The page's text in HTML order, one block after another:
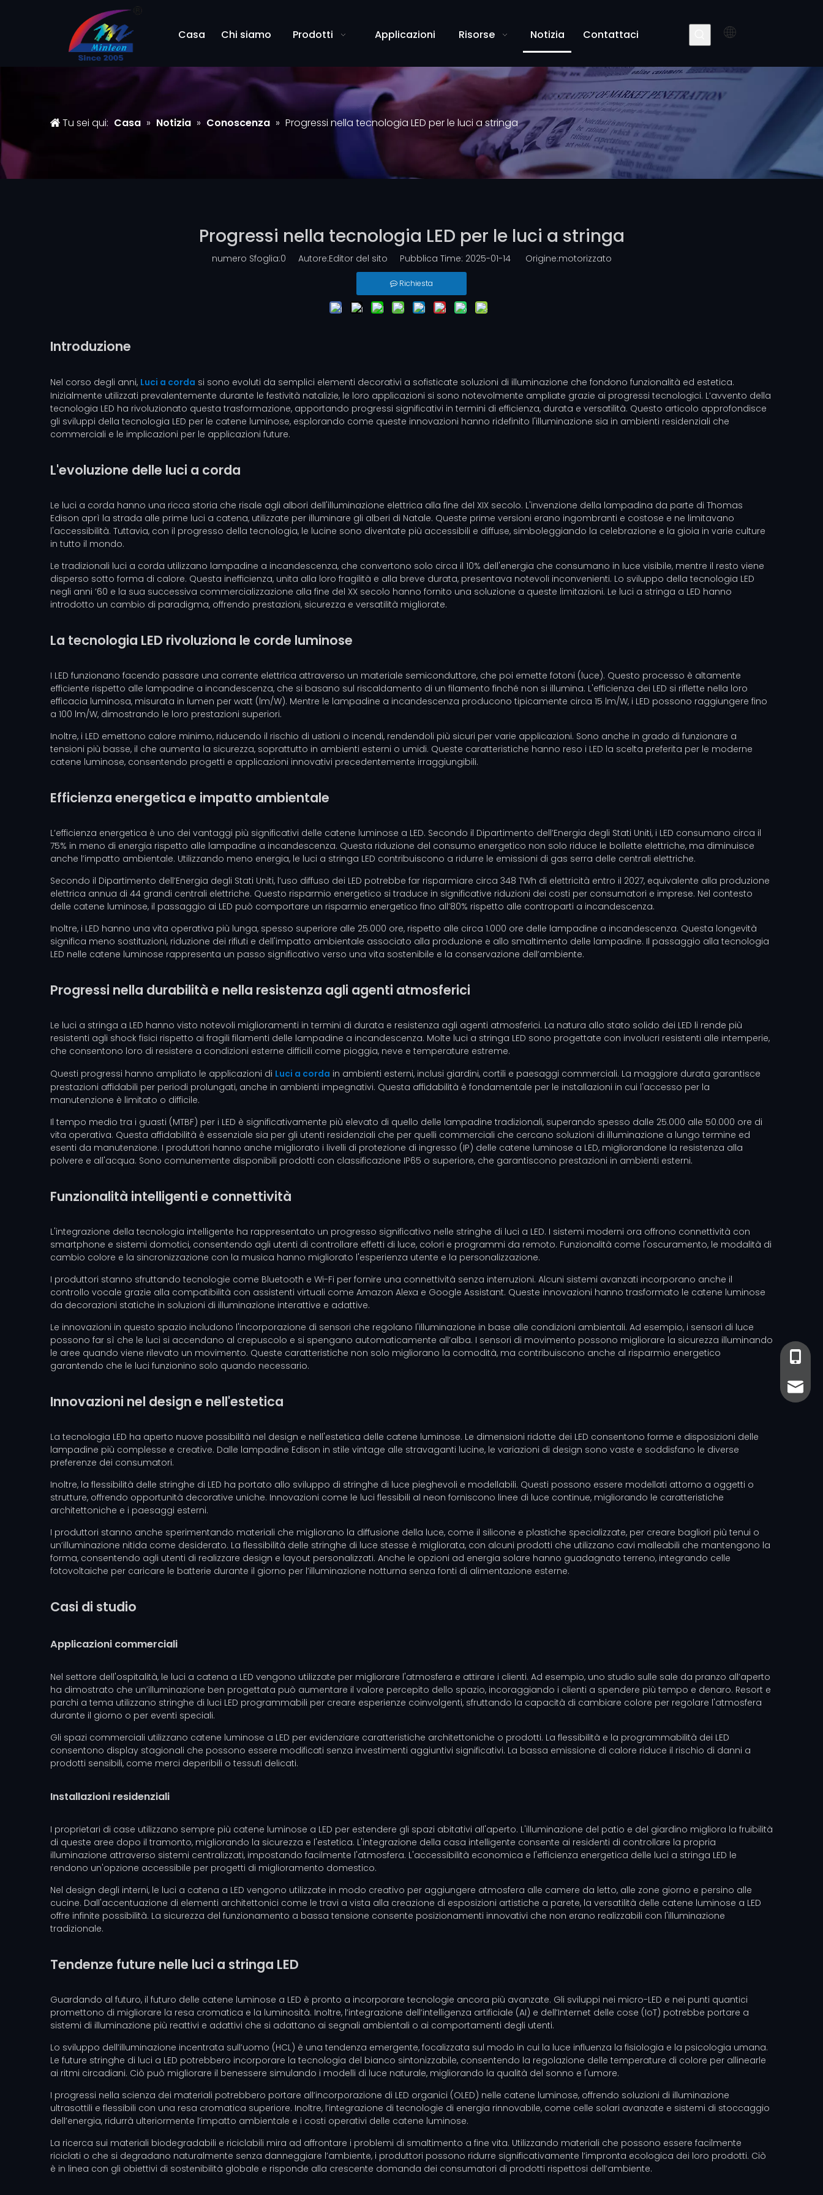
Casa Chi siamo Prodotti Applicazioni Risorse Notizia Contattaci
Tu sei qui: Casa » Notizia » Conoscenza » Progressi nella tecnologia LED per le luci a stringa
Progressi nella tecnologia LED per le luci a stringa
numero Sfoglia:0 Autore:Editor del sito Pubblica Time: 2025-01-14 Origine:motorizzato
Richiesta
Introduzione
Nel corso degli anni, Luci a corda si sono evoluti da semplici elementi decorativi a sofisticate soluzioni di illuminazione che fondono funzionalità ed estetica.
Inizialmente utilizzati prevalentemente durante le festività natalizie, le loro applicazioni si sono notevolmente ampliate grazie ai progressi tecnologici. L’avvento della
tecnologia LED ha rivoluzionato questa trasformazione, apportando progressi significativi in ​​termini di efficienza, durata e versatilità. Questo articolo approfondisce
gli sviluppi della tecnologia LED per le catene luminose, esplorando come queste innovazioni hanno ridefinito l'illuminazione sia in ambienti residenziali che
commerciali e le implicazioni per le applicazioni future.
L'evoluzione delle luci a corda
Le luci a corda hanno una ricca storia che risale agli albori dell'illuminazione elettrica alla fine del XIX secolo. L'invenzione della lampadina da parte di Thomas
Edison aprì la strada alle prime luci a catena, utilizzate per illuminare gli alberi di Natale. Queste prime versioni erano ingombranti e costose e ne limitavano
l'accessibilità. Tuttavia, con il progresso della tecnologia, le lucine sono diventate più accessibili e diffuse, simboleggiando la celebrazione e la gioia in varie culture
in tutto il mondo.
Le tradizionali luci a corda utilizzano lampadine a incandescenza, che convertono solo circa il 10% dell'energia che consumano in luce visibile, mentre il resto viene
disperso sotto forma di calore. Questa inefficienza, unita alla loro fragilità e alla breve durata, presentava notevoli inconvenienti. Lo sviluppo della tecnologia LED
negli anni ’60 e la sua successiva commercializzazione alla fine del XX secolo hanno fornito una soluzione a queste limitazioni. Le luci a stringa a LED hanno
introdotto un cambio di paradigma, offrendo prestazioni, sicurezza e versatilità migliorate.
La tecnologia LED rivoluziona le corde luminose
I LED funzionano facendo passare una corrente elettrica attraverso un materiale semiconduttore, che poi emette fotoni (luce). Questo processo è altamente
efficiente rispetto alle lampadine a incandescenza, che si basano sul riscaldamento di un filamento finché non si illumina. L'efficienza dei LED si riflette nella loro
efficacia luminosa, misurata in lumen per watt (lm/W). Mentre le lampadine a incandescenza producono tipicamente circa 15 lm/W, i LED possono raggiungere fino
a 100 lm/W, dimostrando le loro prestazioni superiori.
Inoltre, i LED emettono calore minimo, riducendo il rischio di ustioni o incendi, rendendoli più sicuri per varie applicazioni. Sono anche in grado di funzionare a
tensioni più basse, il che aumenta la sicurezza, soprattutto in ambienti esterni o umidi. Queste caratteristiche hanno reso i LED la scelta preferita per le moderne
catene luminose, consentendo progetti e applicazioni innovativi precedentemente irraggiungibili.
Efficienza energetica e impatto ambientale
L’efficienza energetica è uno dei vantaggi più significativi delle catene luminose a LED. Secondo il Dipartimento dell’Energia degli Stati Uniti, i LED consumano circa il
75% in meno di energia rispetto alle lampadine a incandescenza. Questa riduzione del consumo energetico non solo riduce le bollette elettriche, ma diminuisce
anche l’impatto ambientale. Utilizzando meno energia, le luci a stringa LED contribuiscono a ridurre le emissioni di gas serra delle centrali elettriche.
Secondo il Dipartimento dell’Energia degli Stati Uniti, l’uso diffuso dei LED potrebbe far risparmiare circa 348 TWh di elettricità entro il 2027, equivalente alla produzione
elettrica annua di 44 grandi centrali elettriche. Questo risparmio energetico si traduce in significative riduzioni dei costi per consumatori e imprese. Nel contesto
delle catene luminose, il passaggio ai LED può comportare un risparmio energetico fino all’80% rispetto alle controparti a incandescenza.
Inoltre, i LED hanno una vita operativa più lunga, spesso superiore alle 25.000 ore, rispetto alle circa 1.000 ore delle lampadine a incandescenza. Questa longevità
significa meno sostituzioni, riduzione dei rifiuti e dell'impatto ambientale associato alla produzione e allo smaltimento delle lampadine. Il passaggio alla tecnologia
LED nelle catene luminose rappresenta un passo significativo verso una vita sostenibile e la conservazione dell’ambiente.
Progressi nella durabilità e nella resistenza agli agenti atmosferici
Le luci a stringa a LED hanno visto notevoli miglioramenti in termini di durata e resistenza agli agenti atmosferici. La natura allo stato solido dei LED li rende più
resistenti agli shock fisici rispetto ai fragili filamenti delle lampadine a incandescenza. Molte luci a stringa LED sono progettate con involucri resistenti alle intemperie,
che consentono loro di resistere a condizioni esterne difficili come pioggia, neve e temperature estreme.
Questi progressi hanno ampliato le applicazioni di Luci a corda in ambienti esterni, inclusi giardini, cortili e paesaggi commerciali. La maggiore durata garantisce
prestazioni affidabili per periodi prolungati, anche in ambienti impegnativi. Questa affidabilità è fondamentale per le installazioni in cui l'accesso per la
manutenzione è limitato o difficile.
Il tempo medio tra i guasti (MTBF) per i LED è significativamente più elevato di quello delle lampadine tradizionali, superando spesso dalle 25.000 alle 50.000 ore di
vita operativa. Questa affidabilità è essenziale sia per gli utenti residenziali che per quelli commerciali che cercano soluzioni di illuminazione a lungo termine ed
esenti da manutenzione. I produttori hanno anche migliorato i livelli di protezione di ingresso (IP) delle catene luminose a LED, migliorandone la resistenza alla
polvere e all'acqua. Sono comunemente disponibili prodotti con classificazione IP65 o superiore, che garantiscono prestazioni in ambienti esterni.
Funzionalità intelligenti e connettività
L'integrazione della tecnologia intelligente ha rappresentato un progresso significativo nelle stringhe di luci a LED. I sistemi moderni ora offrono connettività con
smartphone e sistemi domotici, consentendo agli utenti di controllare effetti di luce, colori e programmi da remoto. Funzionalità come l'oscuramento, le modalità di
cambio colore e la sincronizzazione con la musica hanno migliorato l'esperienza utente e la personalizzazione.
I produttori stanno sfruttando tecnologie come Bluetooth e Wi-Fi per fornire una connettività senza interruzioni. Alcuni sistemi avanzati incorporano anche il
controllo vocale grazie alla compatibilità con assistenti virtuali come Amazon Alexa e Google Assistant. Queste innovazioni hanno trasformato le catene luminose
da decorazioni statiche in soluzioni di illuminazione interattive e adattive.
Le innovazioni in questo spazio includono l'incorporazione di sensori che regolano l'illuminazione in base alle condizioni ambientali. Ad esempio, i sensori di luce
possono far sì che le luci si accendano al crepuscolo e si spengano automaticamente all’alba. I sensori di movimento possono migliorare la sicurezza illuminando
le aree quando viene rilevato un movimento. Queste caratteristiche non solo migliorano la comodità, ma contribuiscono anche al risparmio energetico
garantendo che le luci funzionino solo quando necessario.
Innovazioni nel design e nell'estetica
La tecnologia LED ha aperto nuove possibilità nel design e nell'estetica delle catene luminose. Le dimensioni ridotte dei LED consentono forme e disposizioni delle
lampadine più complesse e creative. Dalle lampadine Edison in stile vintage alle stravaganti lucine, le variazioni di design sono vaste e soddisfano le diverse
preferenze dei consumatori.
Inoltre, la flessibilità delle stringhe di LED ha portato allo sviluppo di stringhe di luce pieghevoli e modellabili. Questi possono essere modellati attorno a oggetti o
strutture, offrendo opportunità decorative uniche. Innovazioni come le luci flessibili al neon forniscono linee di luce continue, migliorando le caratteristiche
architettoniche e i paesaggi esterni.
I produttori stanno anche sperimentando materiali che migliorano la diffusione della luce, come il silicone e plastiche specializzate, per creare bagliori più tenui o
un’illuminazione nitida come desiderato. La flessibilità delle stringhe di luce stesse è migliorata, con alcuni prodotti che utilizzano cavi malleabili che mantengono la
forma, consentendo agli utenti di realizzare design e layout personalizzati. Anche le opzioni ad energia solare hanno guadagnato terreno, integrando celle
fotovoltaiche per caricare le batterie durante il giorno per l’illuminazione notturna senza fonti di alimentazione esterne.
Casi di studio
Applicazioni commerciali
Nel settore dell'ospitalità, le luci a catena a LED vengono utilizzate per migliorare l'atmosfera e attirare i clienti. Ad esempio, uno studio sulle sale da pranzo all’aperto
ha dimostrato che un’illuminazione ben progettata può aumentare il valore percepito dello spazio, incoraggiando i clienti a spendere più tempo e denaro. Resort e
parchi a tema utilizzano stringhe di luci LED programmabili per creare esperienze coinvolgenti, sfruttando la capacità di cambiare colore per regolare l'atmosfera
durante il giorno o per eventi speciali.
Gli spazi commerciali utilizzano catene luminose a LED per evidenziare caratteristiche architettoniche o prodotti. La flessibilità e la programmabilità dei LED
consentono display stagionali che possono essere modificati senza investimenti aggiuntivi significativi. La bassa emissione di calore riduce il rischio di danni a
prodotti sensibili, come merci deperibili o tessuti delicati.
Installazioni residenziali
I proprietari di case utilizzano sempre più catene luminose a LED per estendere gli spazi abitativi all'aperto. L'illuminazione del patio e del giardino migliora la fruibilità
di queste aree dopo il tramonto, migliorando la sicurezza e l'estetica. L'integrazione della casa intelligente consente ai residenti di controllare la propria
illuminazione attraverso sistemi centralizzati, impostando facilmente l'atmosfera. L'accessibilità economica e l'efficienza energetica delle luci a stringa LED le
rendono un'opzione accessibile per progetti di miglioramento domestico.
Nel design degli interni, le luci a catena a LED vengono utilizzate in modo creativo per aggiungere atmosfera alle camere da letto, alle zone giorno e persino alle
cucine. Dall'accentuazione di elementi architettonici come le travi a vista alla creazione di esposizioni artistiche a parete, la versatilità delle catene luminose a LED
offre infinite possibilità. La sicurezza del funzionamento a bassa tensione consente posizionamenti innovativi che non erano realizzabili con l'illuminazione
tradizionale.
Tendenze future nelle luci a stringa LED
Guardando al futuro, il futuro delle catene luminose a LED è pronto a incorporare tecnologie ancora più avanzate. Gli sviluppi nei micro-LED e nei punti quantici
promettono di migliorare la resa cromatica e la luminosità. Inoltre, l’integrazione dell’intelligenza artificiale (AI) e dell’Internet delle cose (IoT) potrebbe portare a
sistemi di illuminazione più reattivi e adattivi che si adattano ai segnali ambientali o ai comportamenti degli utenti.
Lo sviluppo dell’illuminazione incentrata sull’uomo (HCL) è una tendenza emergente, focalizzata sul modo in cui la luce influenza la fisiologia e la psicologia umana.
Le future stringhe di luci a LED potrebbero incorporare la tecnologia del bianco sintonizzabile, consentendo la regolazione delle temperature di colore per allinearle
ai ritmi circadiani. Ciò può migliorare il benessere simulando i modelli di luce naturale, migliorando la qualità del sonno e l'umore.
I progressi nella scienza dei materiali potrebbero portare all’incorporazione di LED organici (OLED) nelle catene luminose, offrendo soluzioni di illuminazione
ultrasottili e flessibili con una resa cromatica superiore. Inoltre, l’integrazione di tecnologie di energia rinnovabile, come celle solari avanzate e sistemi di stoccaggio
dell’energia, ridurrà ulteriormente l’impatto ambientale e i costi operativi delle catene luminose.
La ricerca sui materiali biodegradabili e riciclabili mira ad affrontare i problemi di smaltimento a fine vita. Utilizzando materiali che possono essere facilmente
riciclati o che si degradano naturalmente senza danneggiare l’ambiente, i produttori possono ridurre significativamente l’impronta ecologica dei loro prodotti. Ciò
è in linea con gli obiettivi di sostenibilità globale e risponde alla crescente domanda dei consumatori di prodotti rispettosi dell’ambiente.
+86-
+86-